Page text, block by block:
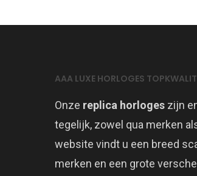
AAA LUXE HORLOGES
Onze replica horloges zijn
tegelijk, zowel qua merken
website vindt u een breed
merken en een grote